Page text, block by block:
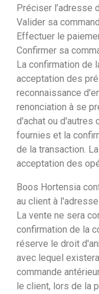
Préciser l’adresse
Valider sa
Effectuer le
Confirmer sa
La confirmation de
acceptation des
reconnaissance
renonciation à se
d'achat ou d'autres
fournies et la
de la transaction.
acceptation des
Boos Hortensia
au client à
La vente ne sera
confirmation de la
réserve le droit
avec lequel
commande
le client, lors de la